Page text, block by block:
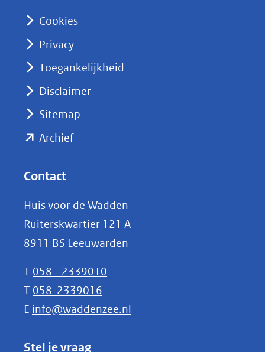
nieuw
naar
Cookies
Privacy
Toegankelijkheid
Disclaimer
Sitemap
Archief(opent
(verwijst
naar
een
andere
website)
Contact
Huis voor de Wadden
Ruiterskwartier 121 A
8911 BS Leeuwarden
T 058 - 2339010
T 058-2339016
E info@waddenzee.nl
Stel je vraag